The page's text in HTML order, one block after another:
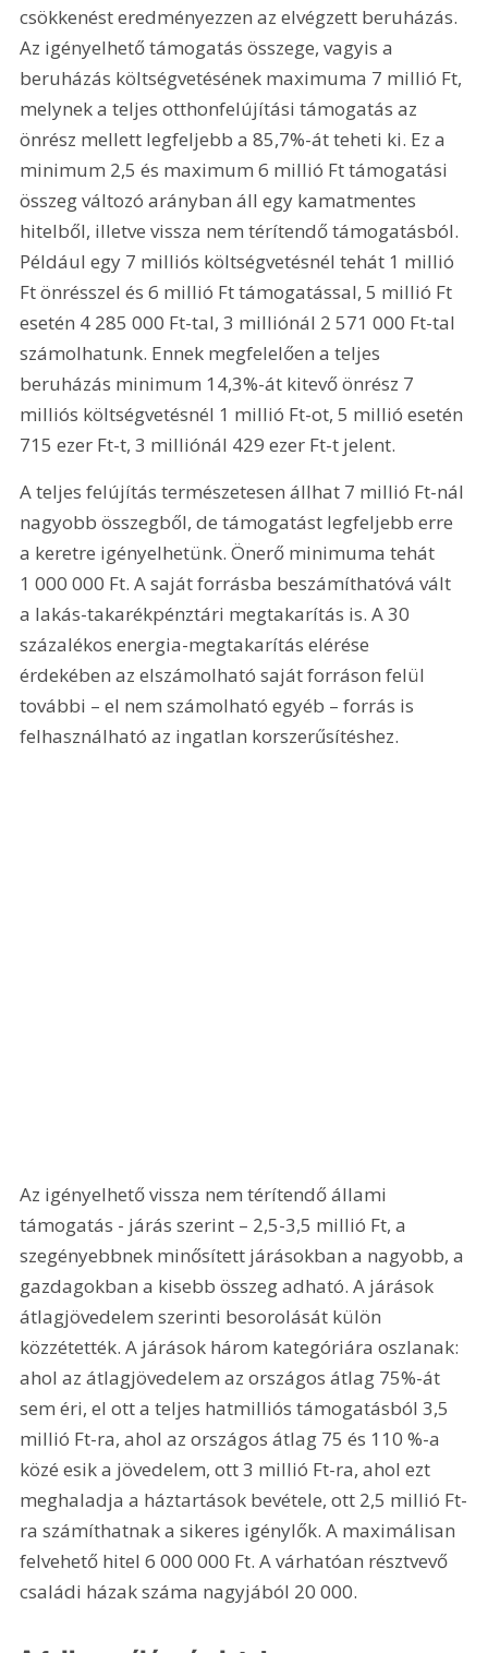
csökkenést eredményezzen az elvégzett beruházás.
Az igényelhető támogatás összege, vagyis a
beruházás költségvetésének maximuma 7 millió Ft,
melynek a teljes otthonfelújítási támogatás az
önrész mellett legfeljebb a 85,7%-át teheti ki. Ez a
minimum 2,5 és maximum 6 millió Ft támogatási
összeg változó arányban áll egy kamatmentes
hitelből, illetve vissza nem térítendő támogatásból.
Például egy 7 milliós költségvetésnél tehát 1 millió
Ft önrésszel és 6 millió Ft támogatással, 5 millió Ft
esetén 4 285 000 Ft-tal, 3 milliónál 2 571 000 Ft-tal
számolhatunk. Ennek megfelelően a teljes
beruházás minimum 14,3%-át kitevő önrész 7
milliós költségvetésnél 1 millió Ft-ot, 5 millió esetén
715 ezer Ft-t, 3 milliónál 429 ezer Ft-t jelent.
A teljes felújítás természetesen állhat 7 millió Ft-nál
nagyobb összegből, de támogatást legfeljebb erre
a keretre igényelhetünk. Önerő minimuma tehát
1 000 000 Ft. A saját forrásba beszámíthatóvá vált
a lakás-takarékpénztári megtakarítás is. A 30
százalékos energia-megtakarítás elérése
érdekében az elszámolható saját forráson felül
további – el nem számolható egyéb – forrás is
felhasználható az ingatlan korszerűsítéshez.
Az igényelhető vissza nem térítendő állami
támogatás - járás szerint – 2,5-3,5 millió Ft, a
szegényebbnek minősített járásokban a nagyobb, a
gazdagokban a kisebb összeg adható. A járások
átlagjövedelem szerinti besorolását külön
közzétették. A járások három kategóriára oszlanak:
ahol az átlagjövedelem az országos átlag 75%-át
sem éri, el ott a teljes hatmilliós támogatásból 3,5
millió Ft-ra, ahol az országos átlag 75 és 110 %-a
közé esik a jövedelem, ott 3 millió Ft-ra, ahol ezt
meghaladja a háztartások bevétele, ott 2,5 millió Ft-
ra számíthatnak a sikeres igénylők. A maximálisan
felvehető hitel 6 000 000 Ft. A várhatóan résztvevő
családi házak száma nagyjából 20 000.